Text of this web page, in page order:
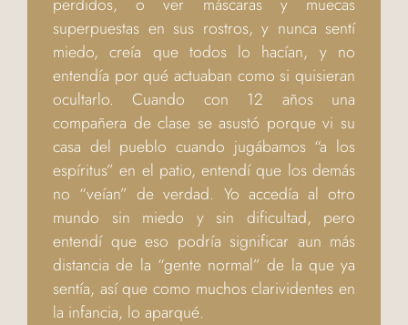
superpuestas en sus rostros, y nunca sentí
miedo, creía que todos lo hacían, y no
entendía por qué actuaban como si quisieran
ocultarlo. Cuando con 12 años una
compañera de clase se asustó porque vi su
casa del pueblo cuando jugábamos “a los
espíritus” en el patio, entendí que los demás
no “veían” de verdad. Yo accedía al otro
mundo sin miedo y sin dificultad, pero
entendí que eso podría significar aun más
distancia de la “gente normal” de la que ya
sentía, así que como muchos clarividentes en
la infancia, lo aparqué.